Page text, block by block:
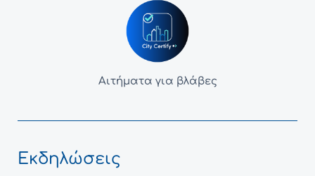
Αιτήματα για βλάβες
Εκδηλώσεις